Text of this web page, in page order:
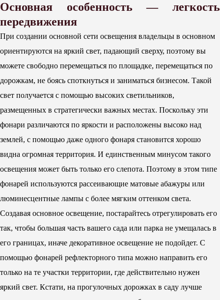
Основная особенность — легкость
передвижения
При создании основной сети освещения владельцы в основном
ориентируются на яркий свет, падающий сверху, поэтому вы
можете свободно перемещаться по площадке, перемещаться по
дорожкам, не боясь споткнуться и заниматься бизнесом. Такой
свет получается с помощью высоких светильников,
размещенных в стратегически важных местах. Поскольку эти
фонари различаются по яркости и расположены высоко над
землей, с помощью даже одного фонаря становится хорошо
видна огромная территория. И единственным минусом такого
освещения может быть только его слепота. Поэтому в этом типе
фонарей используются рассеивающие матовые абажуры или
люминесцентные лампы с более мягким оттенком света.
Создавая основное освещение, постарайтесь отрегулировать его
так, чтобы большая часть вашего сада или парка не умещалась в
его границах, иначе декоративное освещение не подойдет. С
помощью фонарей рефлекторного типа можно направить его
только на те участки территории, где действительно нужен
яркий свет. Кстати, на прогулочных дорожках в саду лучше